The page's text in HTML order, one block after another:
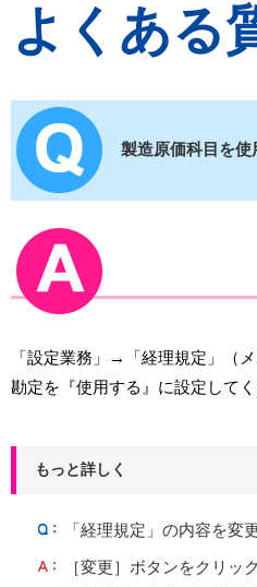
よくある
製造原価科目を
「設定業務」→「経理規定」（
勘定を『使用する』に設定してく
もっと詳しく
「経理規定」の内容を変
［変更］ボタンをクリ